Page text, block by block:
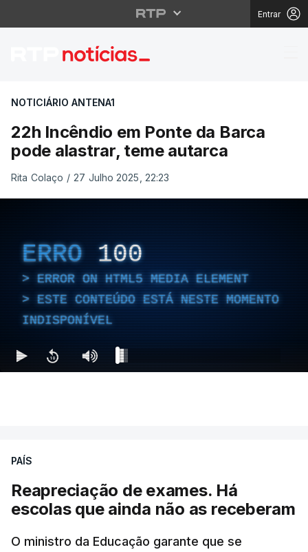
Entrar
22h Incêndio em
NOTICIÁRIO ANTENA1
22h Incêndio em Ponte da Barca
pode alastrar, teme autarca
Rita Colaço / 27 Julho 2025, 22:23
ERRO 100
ERROR ON HTML5 MEDIA ELEMENT
ESTE CONTEÚDO ESTÁ NESTE MOMENTO
INDISPONÍVEL
PAÍS
Reapreciação de exames. Há
escolas que ainda não as receberam
O ministro da Educação garante que se